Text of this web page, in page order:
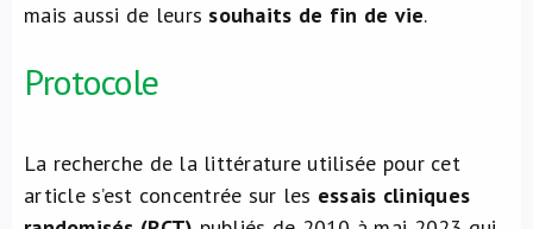
mais aussi de leurs souhaits de fin de vie.
Protocole
La recherche de la littérature utilisée pour cet
article s’est concentrée sur les essais cliniques